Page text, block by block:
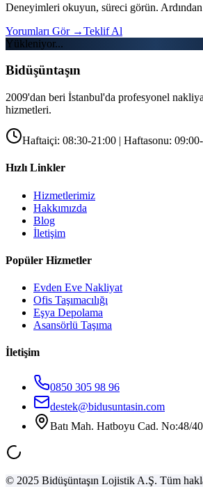
Deneyimleri okuyun, süreci görün.
Yorumları Gör →Teklif Al
Yükleniyor...
Bidüşüntaşın
2009'dan beri İstanbul'da profesyonel
hizmetleri.
Haftaiçi: 08:30-21:00 | Haftasonu:
Hızlı Linkler
Hizmetlerimiz
Hakkımızda
Blog
İletişim
Popüler Hizmetler
Evden Eve Nakliyat
Ofis Taşımacılığı
Eşya Depolama
Asansörlü Taşıma
İletişim
0850 305 98 96
destek@bidusuntasin.com
Batı Mah. Hatboyu Cad. No:48/
© 2025 Bidüşüntaşın Lojistik A.Ş. Tüm